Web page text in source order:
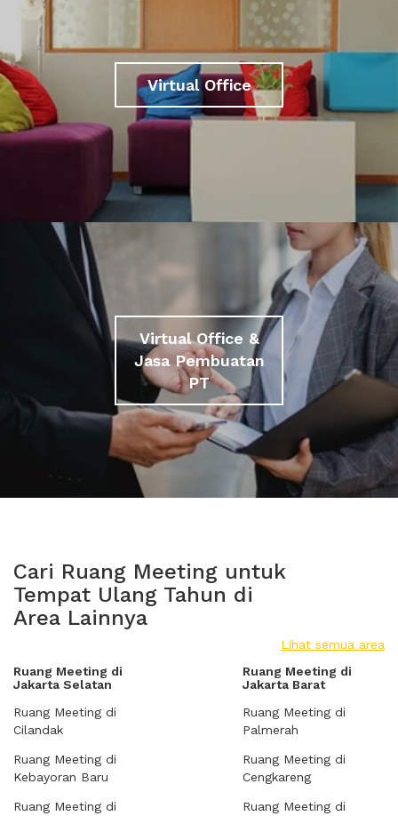
Virtual Office
Virtual Office &
Jasa Pembuatan
PT
Cari Ruang Meeting untuk
Tempat Ulang Tahun di
Area Lainnya
Lihat semua area
Ruang Meeting di
Jakarta Selatan
Ruang Meeting di
Cilandak
Ruang Meeting di
Kebayoran Baru
Ruang Meeting di
Ruang Meeting di
Jakarta Barat
Ruang Meeting di
Palmerah
Ruang Meeting di
Cengkareng
Ruang Meeting di